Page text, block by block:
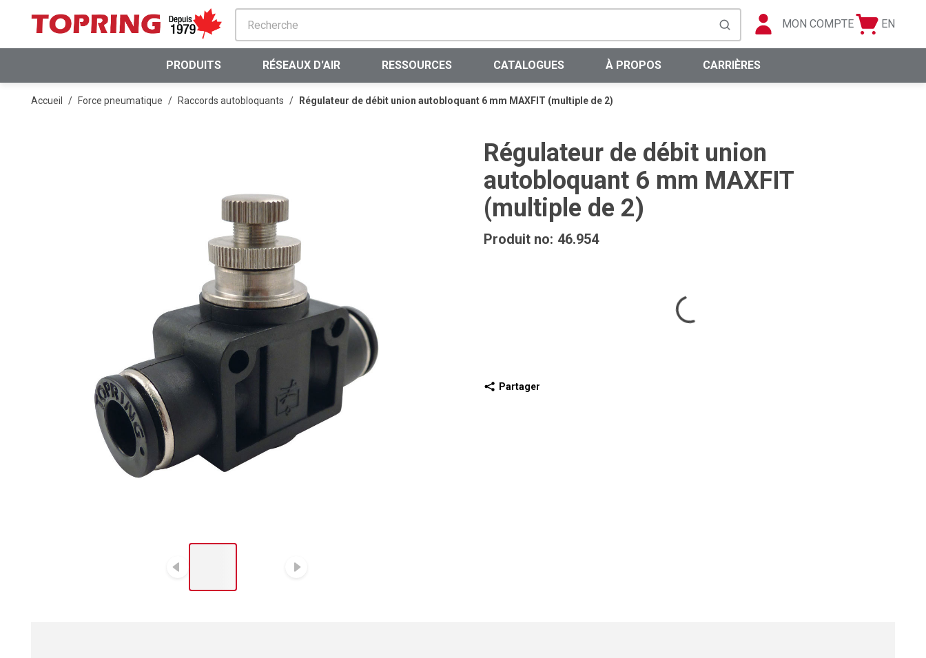
PASSER AU CONTENU PRINCIPAL
soumettre la recherche
MON COMPTE
Panier
Langue
EN
PRODUITS RÉSEAUX D'AIR RESSOURCES CATALOGUES À PROPOS CARRIÈRES
Accueil / Force pneumatique / Raccords autobloquants / Régulateur de débit union autobloquant 6 mm MAXFIT (multiple de 2)
Diapositive précédente
Régulateur de débit union
autobloquant 6 mm MAXFIT
(multiple de 2)
Produit no: 46.954
Partager